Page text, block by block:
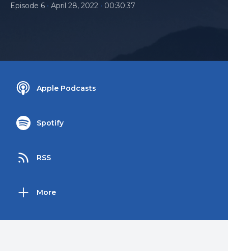
Episode 6 • April 28, 2022 • 00:30:37
Apple Podcasts
Spotify
RSS
More